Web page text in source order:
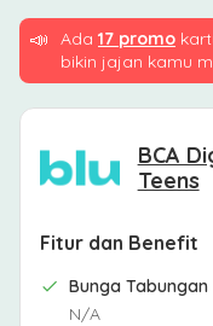
📣 Ada 17 promo
bikin jajan kamu
BCA
Teens
Fitur dan Benefit
Bunga Tabungan
N/A